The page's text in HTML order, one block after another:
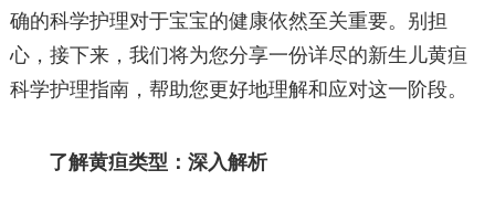
确的科学护理对于宝宝的健康依然至关重要。别担
心，接下来，我们将为您分享一份详尽的新生儿黄疸
科学护理指南，帮助您更好地理解和应对这一阶段。
了解黄疸类型：深入解析